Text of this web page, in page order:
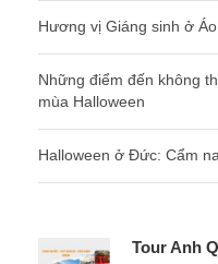
Hương vị Giáng sinh ở
Những điểm đến không
mùa Halloween
Halloween ở Đức: Cẩm
Tour Anh